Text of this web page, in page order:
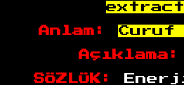
Anlam: Curuf
SÖZLÜK: